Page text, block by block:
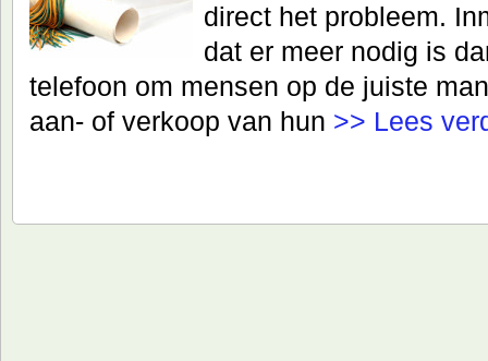
direct het probleem.
dat er meer nodig is
telefoon om mensen op de juiste
aan- of verkoop van hun >> Lees